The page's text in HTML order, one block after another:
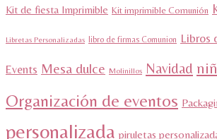
Kit de fiesta Imprimible Kit imprimible Comunión
Libretas Personalizadas libro de firmas Comunion Libros
Events Mesa dulce Molinillos Navidad
Organización de eventos
personalizada piruletas